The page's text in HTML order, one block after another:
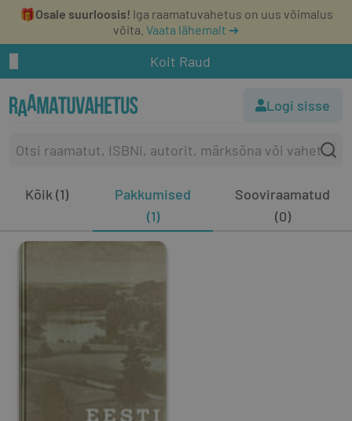
🎁Osale suurloosis! Iga raamatuvahetus on uus võimalus
võita. Vaata lähemalt ➔
Koit Raud
Logi sisse
Kõik (1)
Pakkumised
(1)
Sooviraamatud
(0)